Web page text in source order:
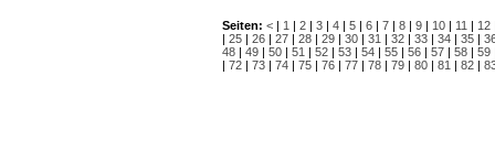
Seiten: < | 1 | 2 | 3 | 4 | 5 | 6 | 7 | 8 | 9 | 10 | 11 | 12
| 25 | 26 | 27 | 28 | 29 | 30 | 31 | 32 | 33 | 34 | 35 |
48 | 49 | 50 | 51 | 52 | 53 | 54 | 55 | 56 | 57 | 58 | 59
| 72 | 73 | 74 | 75 | 76 | 77 | 78 | 79 | 80 | 81 | 82 |